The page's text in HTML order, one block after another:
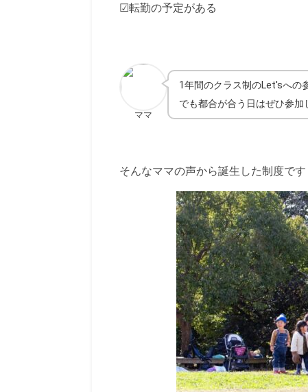
☑転勤の予定がある
ママ
1年間のクラス制のLet'sへの
でも都合が合う日はぜひ参
そんなママの声から誕生した制度です